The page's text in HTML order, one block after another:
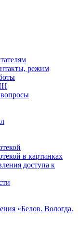
режим
в картинках
доступа к
«Белов. Вологда.